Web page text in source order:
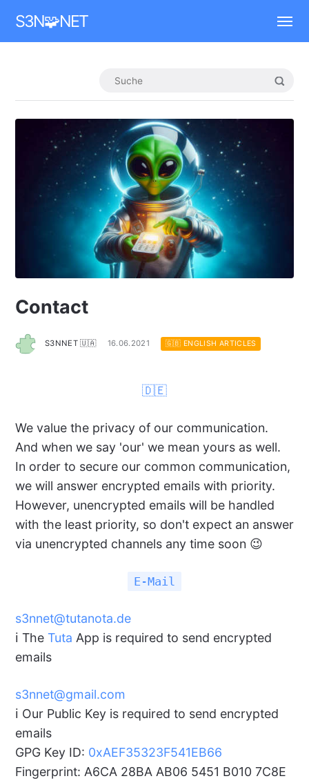
S3N🧩NET
Contact
S3NNET 🇺🇦 16.06.2021 🇬🇧 ENGLISH ARTICLES
🇩🇪
We value the privacy of our communication.
And when we say 'our' we mean yours as well.
In order to secure our common communication,
we will answer encrypted emails with priority.
However, unencrypted emails will be handled
with the least priority, so don't expect an answer
via unencrypted channels any time soon 😉
E-Mail
s3nnet@tutanota.de
ℹ️ The Tuta App is required to send encrypted
emails
s3nnet@gmail.com
ℹ️ Our Public Key is required to send encrypted
emails
GPG Key ID: 0xAEF35323F541EB66
Fingerprint: A6CA 28BA AB06 5451 B010 7C8E